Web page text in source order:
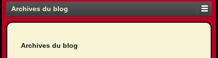
Archives du blog
Archives du blog